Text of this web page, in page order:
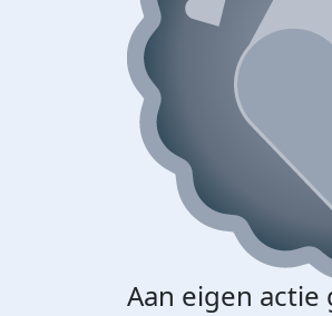
Aan eigen